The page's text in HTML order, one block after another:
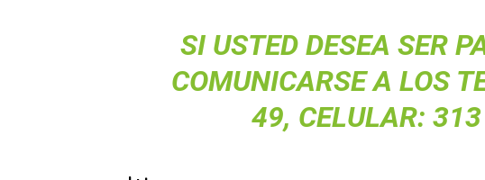
SI USTED DESEA SER
COMUNICARSE A LOS
49, CELULAR: